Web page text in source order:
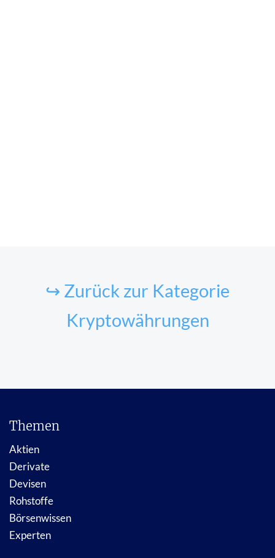
↪ Zurück zur Kategorie
Kryptowährungen
Themen
Aktien
Derivate
Devisen
Rohstoffe
Börsenwissen
Experten